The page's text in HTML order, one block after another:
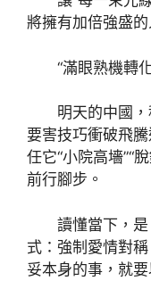
將擁有加倍強盛的
“滿眼熟機轉
明天的中國
要害技巧衝破飛
任它“小院高墻”“
前行腳步。
讀懂當下，
式：強制愛情對
妥本身的事，就